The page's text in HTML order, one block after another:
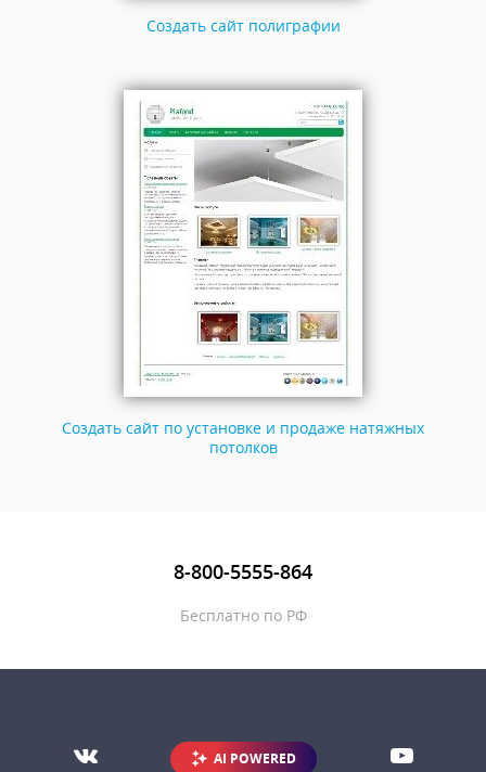
Создать сайт полиграфии
Создать сайт по установке и продаже натяжных
потолков
8-800-5555-864
Бесплатно по РФ
AI POWERED